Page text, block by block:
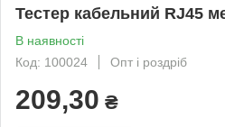
Тестер кабельний RJ45
В наявності
Код: 100024
Опт і роздріб
209,30 ₴